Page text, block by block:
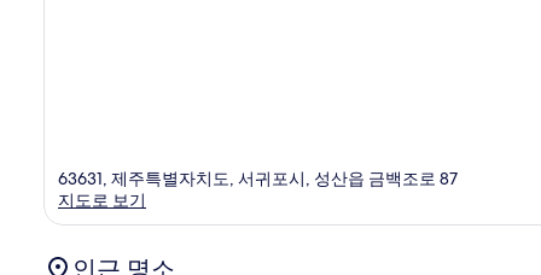
63631, 제주특별자치도, 서귀포시, 성산읍 금백조로 87
지도로 보기
인근 명소